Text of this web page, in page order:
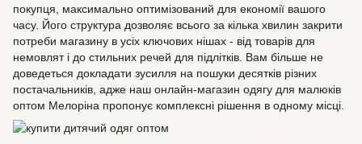
покупця, максимально оптимізований для економії вашого
часу. Його структура дозволяє всього за кілька хвилин закрити
потреби магазину в усіх ключових нішах - від товарів для
немовлят і до стильних речей для підлітків. Вам більше не
доведеться докладати зусилля на пошуки десятків різних
постачальників, адже наш онлайн-магазин одягу для малюків
оптом Мелоріна пропонує комплексні рішення в одному місці.